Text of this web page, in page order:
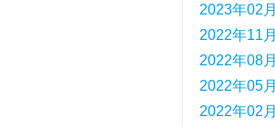
2023年02月
2022年11月
2022年08月
2022年05月
2022年02月